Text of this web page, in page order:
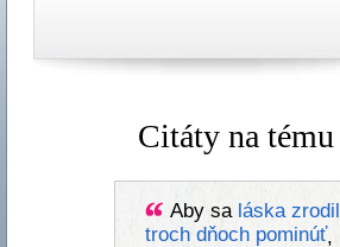
Citáty na tému
Aby sa láska
troch dňoch pominúť,